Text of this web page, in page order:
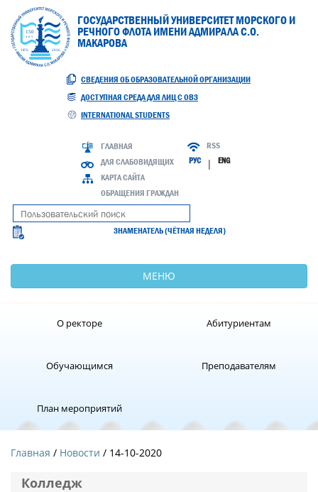
ГОСУДАРСТВЕННЫЙ УНИВЕРСИТЕТ МОРСКОГО И
РЕЧНОГО ФЛОТА ИМЕНИ АДМИРАЛА С.О.
МАКАРОВА
СВЕДЕНИЯ ОБ ОБРАЗОВАТЕЛЬНОЙ ОРГАНИЗАЦИИ
ДОСТУПНАЯ СРЕДА ДЛЯ ЛИЦ С ОВЗ
INTERNATIONAL STUDENTS
ГЛАВНАЯ
ДЛЯ СЛАБОВИДЯЩИХ
КАРТА САЙТА
ОБРАЩЕНИЯ ГРАЖДАН
RSS
РУС | ENG
ЗНАМЕНАТЕЛЬ (ЧЁТНАЯ НЕДЕЛЯ)
МЕНЮ
О ректоре Абитуриентам
Обучающимся Преподавателям
План мероприятий
Главная Новости / 14-10-2020
Колледж